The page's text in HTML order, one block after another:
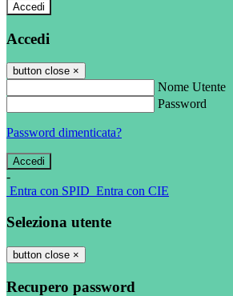
Accedi
Accedi
button close ×
Nome Utente
Password
Password dimenticata?
-
Entra con SPID Entra con CIE
Seleziona utente
button close ×
Recupero password